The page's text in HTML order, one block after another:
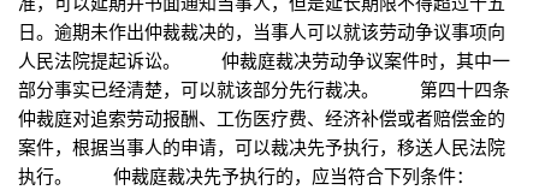
日。逾期未作出仲裁裁决的，当事人可以就该劳动争议事项向
人民法院提起诉讼。 仲裁庭裁决劳动争议案件时，其中一
部分事实已经清楚，可以就该部分先行裁决。 第四十四条
仲裁庭对追索劳动报酬、工伤医疗费、经济补偿或者赔偿金的
案件，根据当事人的申请，可以裁决先予执行，移送人民法院
执行。 仲裁庭裁决先予执行的，应当符合下列条件：